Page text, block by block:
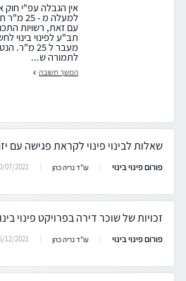
אין הגבלה עפ"י חוק
למעלה
עם זאת, רשויות
תב"ע לפינוי בינוי
מעבר ל 25
לתמורה ש...
המשך תשובה
שאלות לבינוי פינוי לקראת פגישה עם
פורום פינוי בינוי עו"ד נריה כהן 07/2021
זכויות של שוכר דירה בפרויקט פינוי
פורום פינוי בינוי עו"ד נריה כהן 12/2021